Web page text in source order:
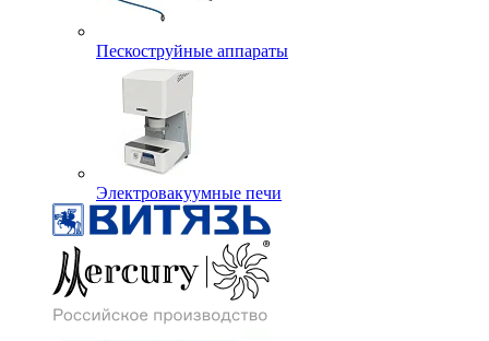
Пескоструйные аппараты
Электровакуумные печи